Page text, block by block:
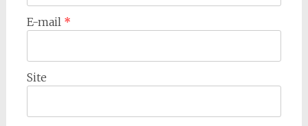
E-mail *
Site